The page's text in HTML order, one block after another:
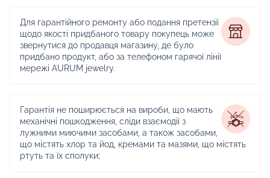
Для гарантійного ремонту або подання претензії
щодо якості придбаного товару покупець може
звернутися до продавця магазину, де було
придбано продукт, або за телефоном гарячої лінії
мережі AURUM jewelry.
Гарантія не поширюється на вироби, що мають
механічні пошкодження, сліди взаємодії з
лужними миючими засобами, а також засобами,
що містять хлор та йод, кремами та мазями, що містять
ртуть та їх сполуки;